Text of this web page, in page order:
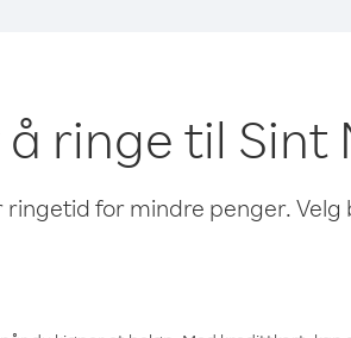
ringe til
ringetid for mindre penger.